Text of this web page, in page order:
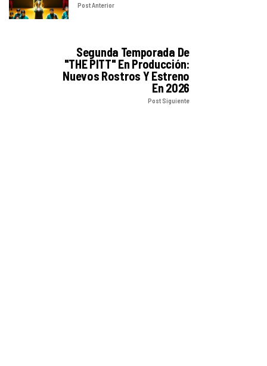
Post Anterior
Segunda Temporada De
"THE PITT" En Producción:
Nuevos Rostros Y Estreno
En 2026
Post Siguiente